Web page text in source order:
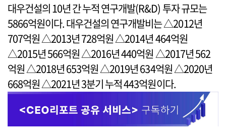
대우건설의 10년 간 누적 연구개발(R&D) 투자 규모는
5866억원이다. 대우건설의 연구개발비는 △2012년
707억원 △2013년 728억원 △2014년 464억원
△2015년 566억원 △2016년 440억원 △2017년 562
억원 △2018년 653억원 △2019년 634억원 △2020년
668억원 △2021년 3분기 누적 443억원이다.